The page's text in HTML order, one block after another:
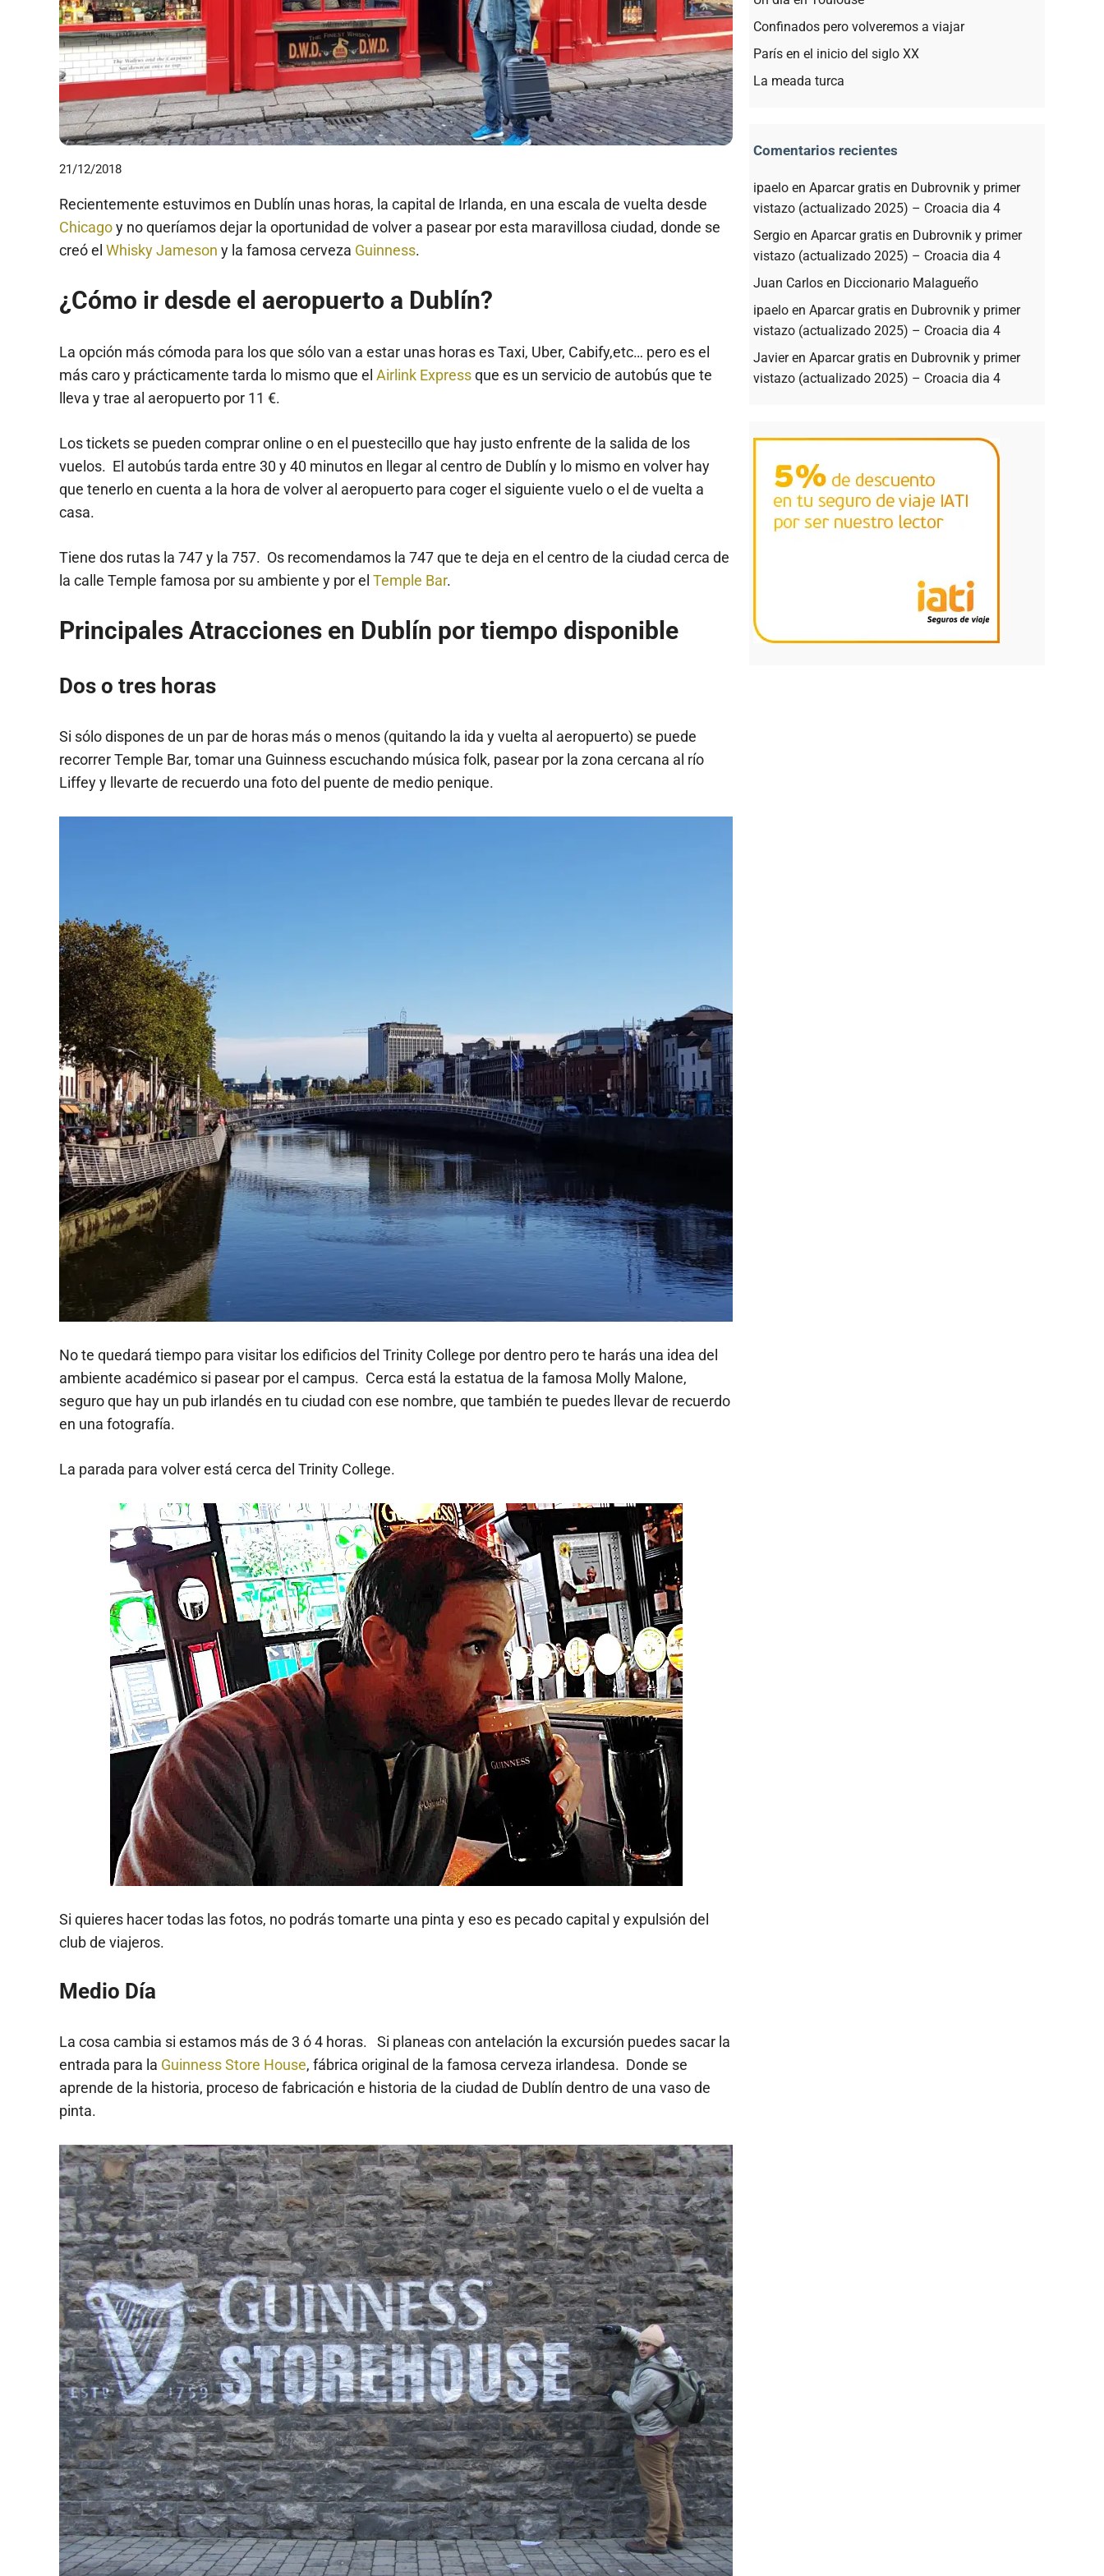
21/12/2018
Recientemente estuvimos en Dublín unas horas, la capital de Irlanda, en una escala de vuelta desde
Chicagoy no queríamos dejar la oportunidad de volver a pasear por esta maravillosa ciudad, donde se
creó el Whisky Jameson y la famosa cerveza Guinness.
¿Cómo ir desde el aeropuerto a Dublín?
La opción más cómoda para los que sólo van a estar unas horas es Taxi, Uber, Cabify,etc… pero es el
más caro y prácticamente tarda lo mismo que el Airlink Expressque es un servicio de autobús que te
lleva y trae al aeropuerto por 11 €.
Los tickets se pueden comprar online o en el puestecillo que hay justo enfrente de la salida de los
vuelos. El autobús tarda entre 30 y 40 minutos en llegar al centro de Dublín y lo mismo en volver hay
que tenerlo en cuenta a la hora de volver al aeropuerto para coger el siguiente vuelo o el de vuelta a
casa.
Tiene dos rutas la 747 y la 757. Os recomendamos la 747 que te deja en el centro de la ciudad cerca de
la calle Temple famosa por su ambiente y por el Temple Bar.
Principales Atracciones en Dublín por tiempo disponible
Dos o tres horas
Si sólo dispones de un par de horas más o menos (quitando la ida y vuelta al aeropuerto) se puede
recorrer Temple Bar, tomar una Guinness escuchando música folk, pasear por la zona cercana al río
Liffey y llevarte de recuerdo una foto del puente de medio penique.
No te quedará tiempo para visitar los edificios del Trinity College por dentro pero te harás una idea del
ambiente académico si pasear por el campus. Cerca está la estatua de la famosa Molly Malone,
seguro que hay un pub irlandés en tu ciudad con ese nombre, que también te puedes llevar de recuerdo
en una fotografía.
La parada para volver está cerca del Trinity College.
Si quieres hacer todas las fotos, no podrás tomarte una pinta y eso es pecado capital y expulsión del
club de viajeros.
Medio Día
La cosa cambia si estamos más de 3 ó 4 horas. Si planeas con antelación la excursión puedes sacar la
entrada para la Guinness Store House, fábrica original de la famosa cerveza irlandesa. Donde se
aprende de la historia, proceso de fabricación e historia de la ciudad de Dublín dentro de una vaso de
pinta.
Confinados pero volveremos a viajar
París en el inicio del siglo XX
La meada turca
Comentarios recientes
ipaelo en Aparcar gratis en Dubrovnik y primer
vistazo (actualizado 2025) – Croacia dia 4
Sergio en Aparcar gratis en Dubrovnik y primer
vistazo (actualizado 2025) – Croacia dia 4
Juan Carlos en Diccionario Malagueño
ipaelo en Aparcar gratis en Dubrovnik y primer
vistazo (actualizado 2025) – Croacia dia 4
Javieren Aparcar gratis en Dubrovnik y primer
vistazo (actualizado 2025) – Croacia dia 4